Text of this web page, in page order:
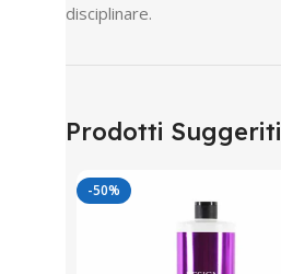
disciplinare.
Prodotti Suggeriti
-50%